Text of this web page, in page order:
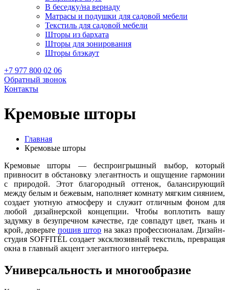
В беседку/на вернаду
Матрасы и подушки для садовой мебели
Текстиль для садовой мебели
Шторы из бархата
Шторы для зонирования
Шторы блэкаут
+7 977 800 02 06
Обратный звонок
Контакты
Кремовые шторы
Главная
Кремовые шторы
Кремовые шторы — беспроигрышный выбор, который
привносит в обстановку элегантность и ощущение гармонии
с природой. Этот благородный оттенок, балансирующий
между белым и бежевым, наполняет комнату мягким сиянием,
создает уютную атмосферу и служит отличным фоном для
любой дизайнерской концепции. Чтобы воплотить вашу
задумку в безупречном качестве, где совпадут цвет, ткань и
крой, доверьте пошив штор на заказ профессионалам. Дизайн-
студия SOFFITÉL создает эксклюзивный текстиль, превращая
окна в главный акцент элегантного интерьера.
Универсальность и многообразие